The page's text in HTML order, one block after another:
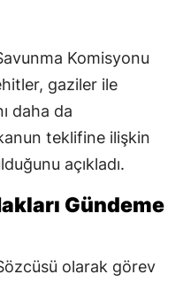
Komisyonu
gaziler ile
daha da
teklifine ilişkin
açıkladı.
Gündeme
olarak görev